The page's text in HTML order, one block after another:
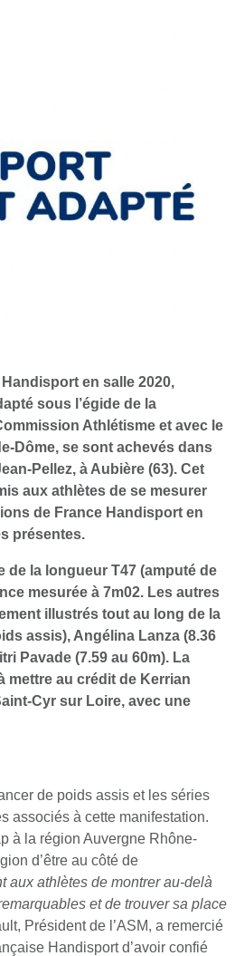
en salle 2020,
sous l’égide de la
Athlétisme et avec le
Dôme, se sont achevés dans
Pellez, à Aubière (63). Cet
aux athlètes de se mesurer
de France Handisport en
présentes.
de la longueur T47 (amputé de
mesurée à 7m02. Les autres
illustrés tout au long de la
assis), Angélina Lanza (8.36
Pavade (7.59 au 60m). La
mettre au crédit de Kerrian
Cyr sur Loire, avec une
de poids assis et les séries
associés à cette manifestation.
à la région Auvergne Rhône-
d’être au côté de
aux athlètes de montrer au-delà
et de trouver sa place
Président de l’ASM, a remercié
Handisport d’avoir confié